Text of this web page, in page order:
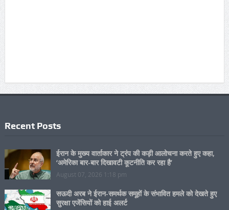
Recent Posts
ईरान के मुख्य वार्ताकार ने ट्रंप की कड़ी आलोचना करते हुए कहा,
‘अमेरिका बार-बार दिखावटी कूटनीति कर रहा है’
August 07, 2026 1:18 pm
सऊदी अरब ने ईरान-समर्थक समूहों के संभावित हमले को देखते हुए
सुरक्षा एजेंसियों को हाई अलर्ट